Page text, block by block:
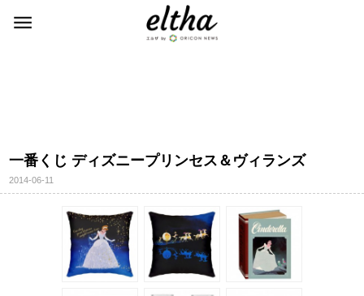
一番くじ ディズニープリンセス＆ヴィランズ
2014-06-11